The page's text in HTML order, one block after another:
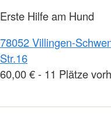
Erste Hilfe am Hund
78052 Villingen-
Str.16
60,00 € - 11 Plätze